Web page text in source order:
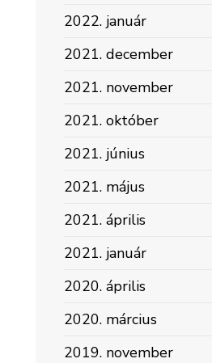
2022. január
2021. december
2021. november
2021. október
2021. június
2021. május
2021. április
2021. január
2020. április
2020. március
2019. november